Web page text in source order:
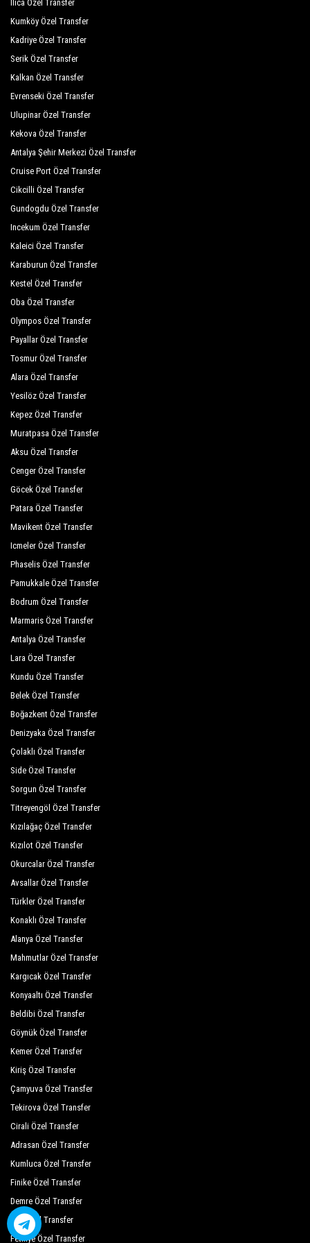
Mc Mahberi Beach Hotel
Miarosa Konaklı Garden
Mirador Resort Spa
Noxinn Deluxe Hotel
Numa Konaktepe Hotel
Otium Mc Beach Resort
Quattro Beach Spa Resort
Royal Garden Beach Hotel
Saphir Hotel
Sea Star Hotel
Seal Of Star Hotel
Timo Resort Hotel
Titan Select Hotel
Tui Family Life Pascha Bay
Vaha Beach Hotel
Villa Augusto Hotel
Vital Beach Hotel
Xeno Eftalia Resort Hotel
Yetkin Club Hotel
Eftalia Aqua Resort Hotel
Sunside Beach Hotel
Ilıca Özel Transfer
Kumköy Özel Transfer
Kadriye Özel Transfer
Serik Özel Transfer
Kalkan Özel Transfer
Evrenseki Özel Transfer
Ulupinar Özel Transfer
Kekova Özel Transfer
Antalya Şehir Merkezi Özel Transfer
Cruise Port Özel Transfer
Cikcilli Özel Transfer
Gundogdu Özel Transfer
Incekum Özel Transfer
Kaleici Özel Transfer
Karaburun Özel Transfer
Kestel Özel Transfer
Oba Özel Transfer
Olympos Özel Transfer
Payallar Özel Transfer
Tosmur Özel Transfer
Alara Özel Transfer
Yesilöz Özel Transfer
Kepez Özel Transfer
Muratpasa Özel Transfer
Aksu Özel Transfer
Cenger Özel Transfer
Göcek Özel Transfer
Patara Özel Transfer
Mavikent Özel Transfer
Icmeler Özel Transfer
Phaselis Özel Transfer
Pamukkale Özel Transfer
Bodrum Özel Transfer
Marmaris Özel Transfer
Antalya Özel Transfer
Lara Özel Transfer
Kundu Özel Transfer
Belek Özel Transfer
Boğazkent Özel Transfer
Denizyaka Özel Transfer
Çolaklı Özel Transfer
Side Özel Transfer
Sorgun Özel Transfer
Titreyengöl Özel Transfer
Kızılağaç Özel Transfer
Kızılot Özel Transfer
Okurcalar Özel Transfer
Avsallar Özel Transfer
Türkler Özel Transfer
Konaklı Özel Transfer
Alanya Özel Transfer
Mahmutlar Özel Transfer
Kargıcak Özel Transfer
Konyaaltı Özel Transfer
Beldibi Özel Transfer
Göynük Özel Transfer
Kemer Özel Transfer
Kiriş Özel Transfer
Çamyuva Özel Transfer
Tekirova Özel Transfer
Cirali Özel Transfer
Adrasan Özel Transfer
Kumluca Özel Transfer
Finike Özel Transfer
Demre Özel Transfer
Kaş Özel Transfer
Fethiye Özel Transfer